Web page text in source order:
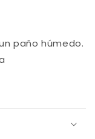
paño húmedo.